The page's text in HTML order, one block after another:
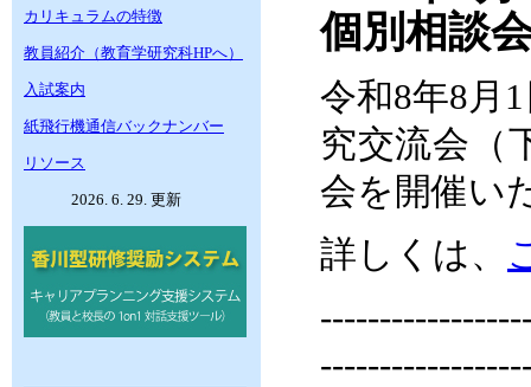
カリキュラムの特徴
教員紹介（教育学研究科HPへ）
入試案内
紙飛行機通信バックナンバー
リソース
2026. 6. 29. 更新
個別相談
令和8年8月
究交流会（
会を開催い
詳しくは、